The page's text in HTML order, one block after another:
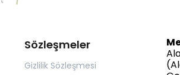
Sözleşmeler
Gizlilik Sözleşmesi